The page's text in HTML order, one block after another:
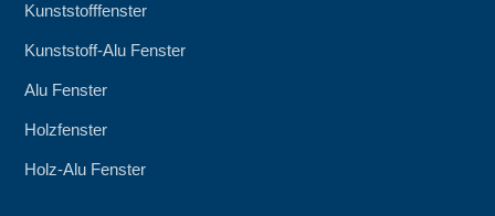
Kunststofffenster
Kunststoff-Alu Fenster
Alu Fenster
Holzfenster
Holz-Alu Fenster